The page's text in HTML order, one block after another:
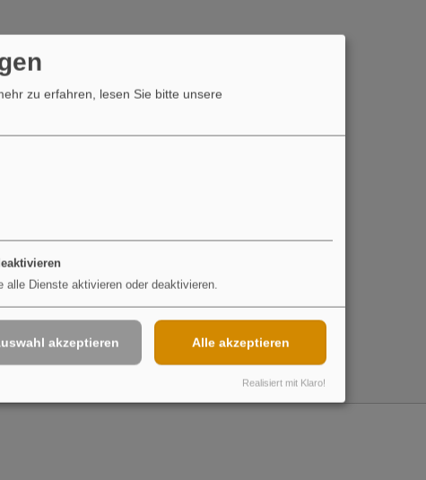
zu erfahren, lesen Sie bitte unsere
alle Dienste aktivieren oder deaktivieren.
akzeptieren Alle akzeptieren
Realisiert mit Klaro!